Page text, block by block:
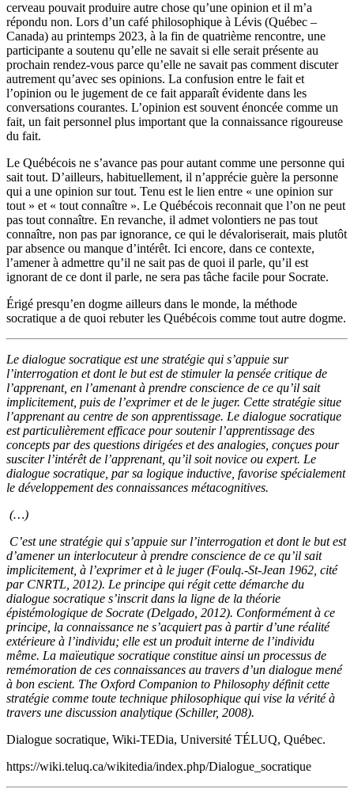
cerveau pouvait produire autre chose qu’une opinion et il m’a
répondu non. Lors d’un café philosophique à Lévis (Québec –
Canada) au printemps 2023, à la fin de quatrième rencontre, une
participante a soutenu qu’elle ne savait si elle serait présente au
prochain rendez-vous parce qu’elle ne savait pas comment discuter
autrement qu’avec ses opinions. La confusion entre le fait et
l’opinion ou le jugement de ce fait apparaît évidente dans les
conversations courantes. L’opinion est souvent énoncée comme un
fait, un fait personnel plus important que la connaissance rigoureuse
du fait.
Le Québécois ne s’avance pas pour autant comme une personne qui
sait tout. D’ailleurs, habituellement, il n’apprécie guère la personne
qui a une opinion sur tout. Tenu est le lien entre « une opinion sur
tout » et « tout connaître ». Le Québécois reconnait que l’on ne peut
pas tout connaître. En revanche, il admet volontiers ne pas tout
connaître, non pas par ignorance, ce qui le dévaloriserait, mais plutôt
par absence ou manque d’intérêt. Ici encore, dans ce contexte,
l’amener à admettre qu’il ne sait pas de quoi il parle, qu’il est
ignorant de ce dont il parle, ne sera pas tâche facile pour Socrate.
Érigé presqu’en dogme ailleurs dans le monde, la méthode
socratique a de quoi rebuter les Québécois comme tout autre dogme.
Le dialogue socratique est une stratégie qui s’appuie sur
l’interrogation et dont le but est de stimuler la pensée critique de
l’apprenant, en l’amenant à prendre conscience de ce qu’il sait
implicitement, puis de l’exprimer et de le juger. Cette stratégie situe
l’apprenant au centre de son apprentissage. Le dialogue socratique
est particulièrement efficace pour soutenir l’apprentissage des
concepts par des questions dirigées et des analogies, conçues pour
susciter l’intérêt de l’apprenant, qu’il soit novice ou expert. Le
dialogue socratique, par sa logique inductive, favorise spécialement
le développement des connaissances métacognitives.
(…)
C’est une stratégie qui s’appuie sur l’interrogation et dont le but est
d’amener un interlocuteur à prendre conscience de ce qu’il sait
implicitement, à l’exprimer et à le juger (Foulq.-St-Jean 1962, cité
par CNRTL, 2012). Le principe qui régit cette démarche du
dialogue socratique s’inscrit dans la ligne de la théorie
épistémologique de Socrate (Delgado, 2012). Conformément à ce
principe, la connaissance ne s’acquiert pas à partir d’une réalité
extérieure à l’individu; elle est un produit interne de l’individu
même. La maïeutique socratique constitue ainsi un processus de
remémoration de ces connaissances au travers d’un dialogue mené
à bon escient. The Oxford Companion to Philosophy définit cette
stratégie comme toute technique philosophique qui vise la vérité à
travers une discussion analytique (Schiller, 2008).
Dialogue socratique, Wiki-TEDia, Université TÉLUQ, Québec.
https://wiki.teluq.ca/wikitedia/index.php/Dialogue_socratique